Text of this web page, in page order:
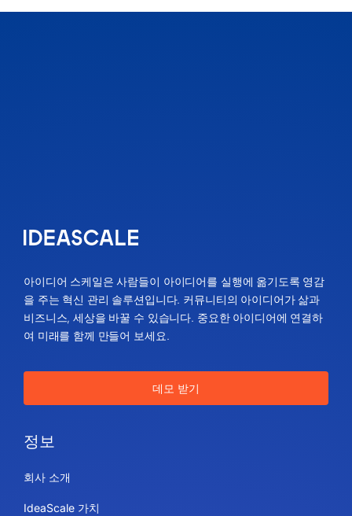
아이디어 스케일은 사람들이 아이디어를 실행에 옮기도록 영감
을 주는 혁신 관리 솔루션입니다. 커뮤니티의 아이디어가 삶과
비즈니스, 세상을 바꿀 수 있습니다. 중요한 아이디어에 연결하
여 미래를 함께 만들어 보세요.
데모 받기
정보
회사 소개
IdeaScale 가치